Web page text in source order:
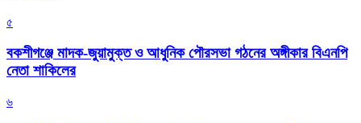
৫
বকশীগঞ্জে মাদক-জুয়ামুক্ত ও আধুনিক পৌরসভা গঠনের অঙ্গীকার বিএনপি
নেতা শাকিলের
৬